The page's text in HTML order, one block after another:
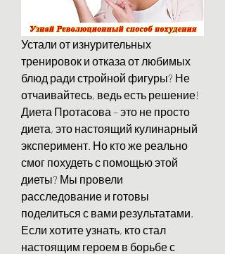
Устали от изнурительных
тренировок и отказа от любимых
блюд ради стройной фигуры? Не
отчаивайтесь, ведь есть решение!
Диета Протасова – это не просто
диета, это настоящий кулинарный
эксперимент. Но кто же реально
смог похудеть с помощью этой
диеты? Мы провели
расследование и готовы
поделиться с вами результатами.
Если хотите узнать, кто стал
настоящим героем в борьбе с